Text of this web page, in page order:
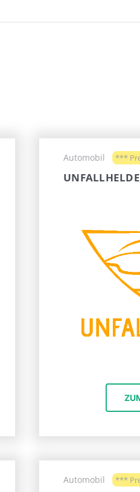
Automobil ***
Automobil ***